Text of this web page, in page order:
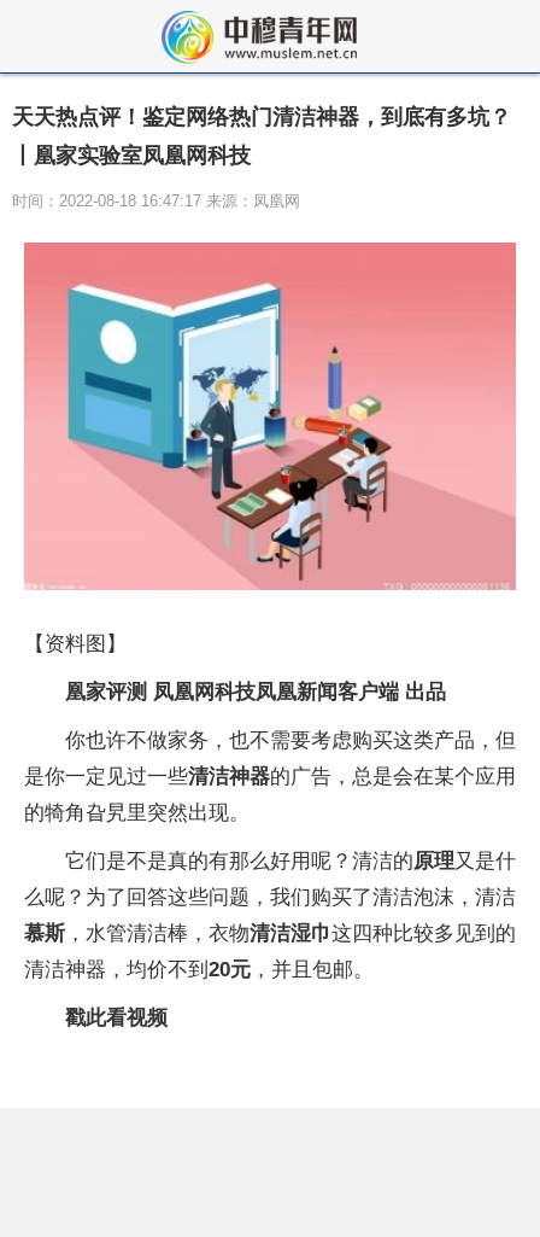
天天热点评！鉴定网络热门清洁神器，到底有多坑？
丨凰家实验室凤凰网科技
时间：2022-08-18 16:47:17 来源：凤凰网
【资料图】
凰家评测 凤凰网科技凤凰新闻客户端 出品
你也许不做家务，也不需要考虑购买这类产品，但
是你一定见过一些清洁神器的广告，总是会在某个应用
的犄角旮旯里突然出现。
它们是不是真的有那么好用呢？清洁的原理又是什
么呢？为了回答这些问题，我们购买了清洁泡沫，清洁
慕斯，水管清洁棒，衣物清洁湿巾这四种比较多见到的
清洁神器，均价不到 20元 ，并且包邮。
戳此看视频